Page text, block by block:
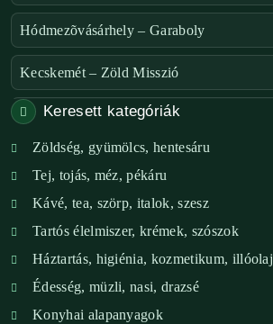
Hódmezõvásárhely – Garaboly
Kecskemét – Zöld Misszió
Székesfehérvár – Zöld Sarok
Verőce – Miegymás
XI. ker. – Lemérem
XIX. ker. – Boldog Föld
XVIII. ker. – Eni Mag-ház
Keresett kategóriák
Zöldség, gyümölcs, hentesáru
Tej, tojás, méz, pékáru
Kávé, tea, szörp, italok, szesz
Tartós élelmiszer, krémek, szószok
Háztartás, higiénia, kozmetikum, illóolaj
Édesség, müzli, nasi, drazsé
Konyhai alapanyagok